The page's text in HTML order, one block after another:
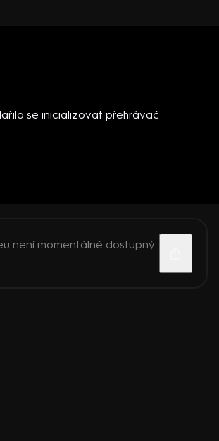
se inicializovat přehrávač
není momentálně dostupný